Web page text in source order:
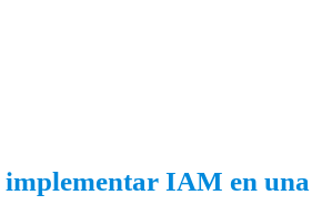
implementar IAM en una